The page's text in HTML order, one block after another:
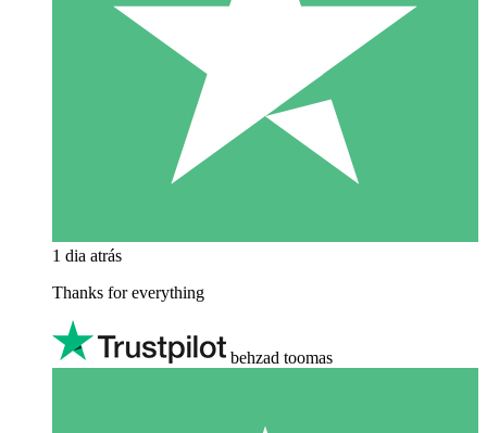
1 dia atrás
Thanks for everything
behzad toomas